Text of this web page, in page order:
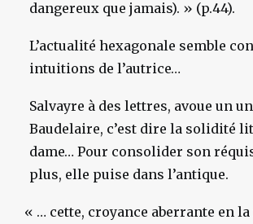
dangereux que jamais). » (p.44).
L’actualité hexagonale semble
intuitions de l’autrice…
Salvayre à des lettres, avoue un
Baudelaire, c’est dire la solidité
dame… Pour consolider son
plus, elle puise dans l’antique.
« … cette, croyance aberrante en